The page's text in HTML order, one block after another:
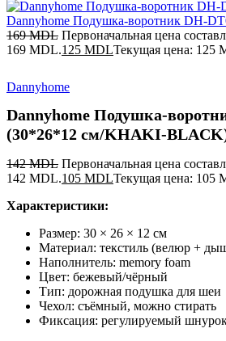
Dannyhome Подушка-воротник DH-
169MDL Первоначальная цена
169 MDL.125 MDLТекущая цена: 125
Dannyhome
Dannyhome Подушка-
(30*26*12 см/KHAKI-
142MDL Первоначальная цена
142 MDL.105 MDLТекущая цена: 105
Характеристики:
Размер: 30 × 26 × 12 см
Материал: текстиль (велюр +
Наполнитель: memory foam
Цвет: бежевый/чёрный
Тип: дорожная подушка для шеи
Чехол: съёмный, можно стирать
Фиксация: регулируемый